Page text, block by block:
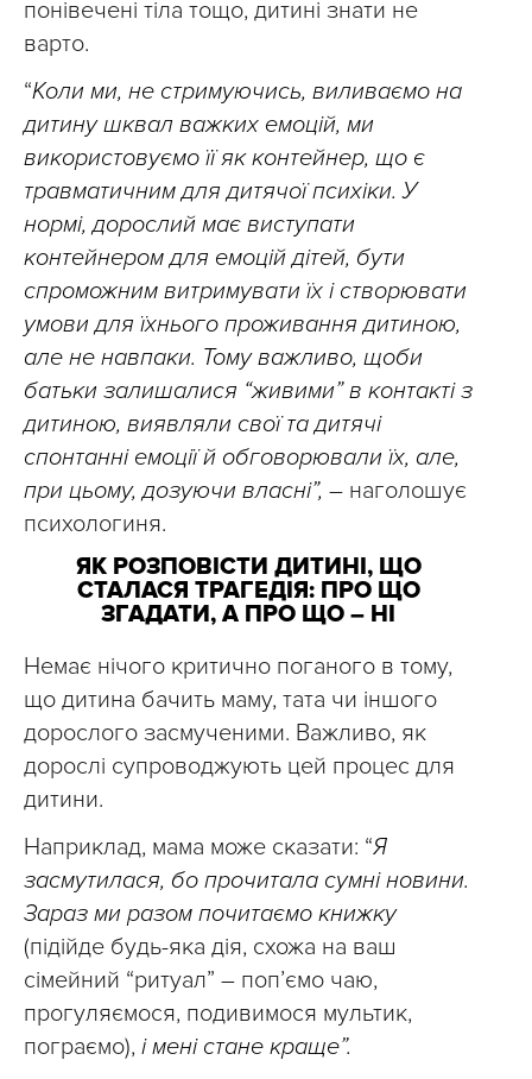
понівечені тіла тощо, дитині знати не
варто.
“Коли ми, не стримуючись, виливаємо на
дитину шквал важких емоцій, ми
використовуємо її як контейнер, що є
травматичним для дитячої психіки. У
нормі, дорослий має виступати
контейнером для емоцій дітей, бути
спроможним витримувати їх і створювати
умови для їхнього проживання дитиною,
але не навпаки. Тому важливо, щоби
батьки залишалися “живими” в контакті з
дитиною, виявляли свої та дитячі
спонтанні емоції й обговорювали їх, але,
при цьому, дозуючи власні”, – наголошує
психологиня.
ЯК РОЗПОВІСТИ ДИТИНІ, ЩО
СТАЛАСЯ ТРАГЕДІЯ: ПРО ЩО
ЗГАДАТИ, А ПРО ЩО – НІ
Немає нічого критично поганого в тому,
що дитина бачить маму, тата чи іншого
дорослого засмученими. Важливо, як
дорослі супроводжують цей процес для
дитини.
Наприклад, мама може сказати: “Я
засмутилася, бо прочитала сумні новини.
Зараз ми разом почитаємо книжку
(підійде будь-яка дія, схожа на ваш
сімейний “ритуал” – поп’ємо чаю,
прогуляємося, подивимося мультик,
пограємо), і мені стане краще”.